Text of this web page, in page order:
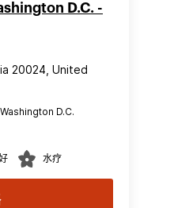
D.C. -
20024, United
D.C.
水疗